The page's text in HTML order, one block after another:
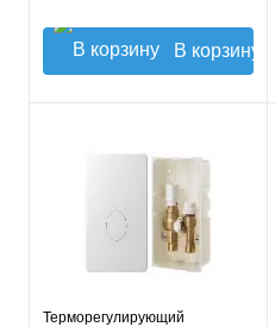
В корзину
Терморегулирующий